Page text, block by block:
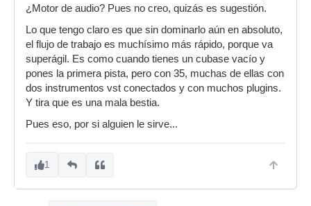
¿Motor de audio? Pues no creo, quizás es sugestión.
Lo que tengo claro es que sin dominarlo aún en absoluto,
el flujo de trabajo es muchísimo más rápido, porque va
superágil. Es como cuando tienes un cubase vacío y
pones la primera pista, pero con 35, muchas de ellas con
dos instrumentos vst conectados y con muchos plugins.
Y tira que es una mala bestia.
Pues eso, por si alguien le sirve...
1